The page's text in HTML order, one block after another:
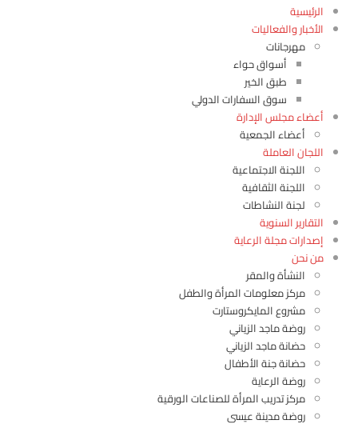
والفعاليات
مهرجانات
أسواق حواء
طبق الخير
سوق السفارات الدولي
مجلس الإدارة
أعضاء الجمعية
العاملة
اللجنة الاجتماعية
اللجنة الثقافية
لجنة النشاطات
السنوية
مجلة الرعاية
نحن
النشأة والمقر
مركز معلومات المرأة والطفل
مشروع المايكروستارت
روضة ماجد الزياني‎
حضانة ماجد الزياني
حضانة جنة الأطفال
روضة الرعاية
مركز تدريب المرأة للصناعات الورقية
روضة مدينة عيسى